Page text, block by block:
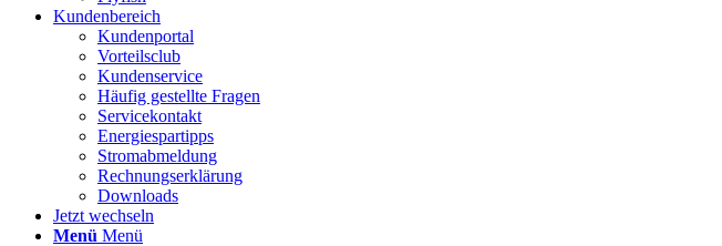
Kundenbereich
Kundenportal
Vorteilsclub
Kundenservice
Häufig gestellte Fragen
Servicekontakt
Energiespartipps
Stromabmeldung
Rechnungserklärung
Downloads
Jetzt wechseln
Menü Menü